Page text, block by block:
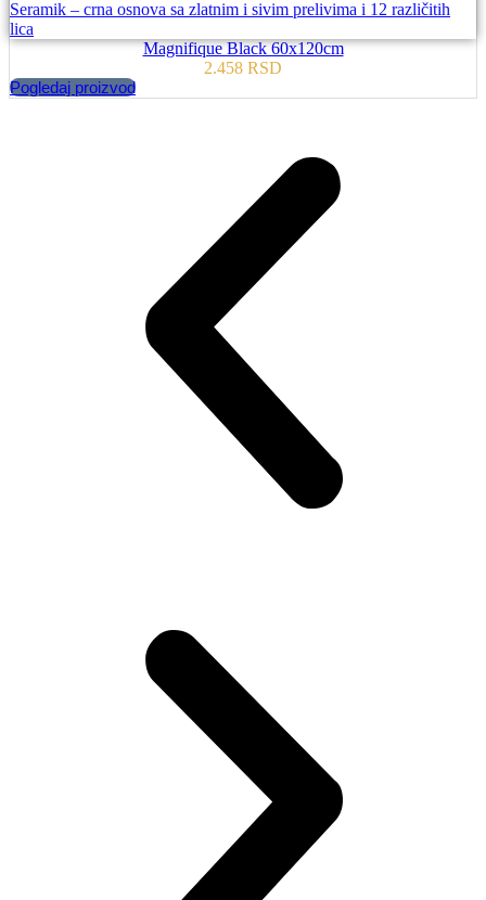
Magnifique Black 60x120cm
2.458 RSD
Pogledaj proizvod